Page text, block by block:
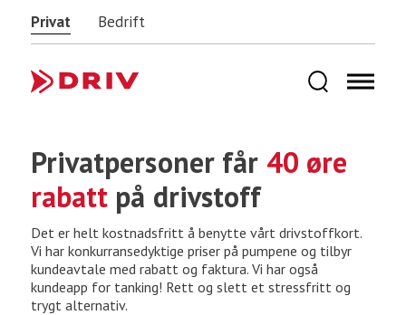
Privat Bedrift
Privatpersoner får 40 øre
rabatt på drivstoff
Det er helt kostnadsfritt å benytte vårt drivstoffkort.
Vi har konkurransedyktige priser på pumpene og tilbyr
kundeavtale med rabatt og faktura. Vi har også
kundeapp for tanking! Rett og slett et stressfritt og
trygt alternativ.